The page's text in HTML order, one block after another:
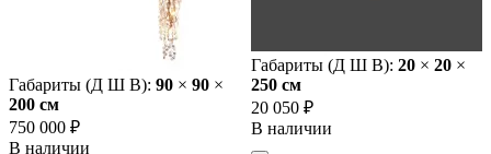
Габариты (Д Ш В): 90 × 90 ×
200 cм
750 000 ₽
В наличии
Габариты (Д Ш В): 20 × 20 ×
250 cм
20 050 ₽
В наличии